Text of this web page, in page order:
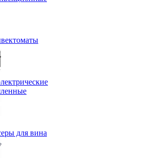
для вина